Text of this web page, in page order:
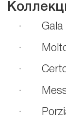
· Gala
·
·
·
·